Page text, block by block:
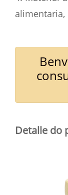
alimentaria,
Detalle do